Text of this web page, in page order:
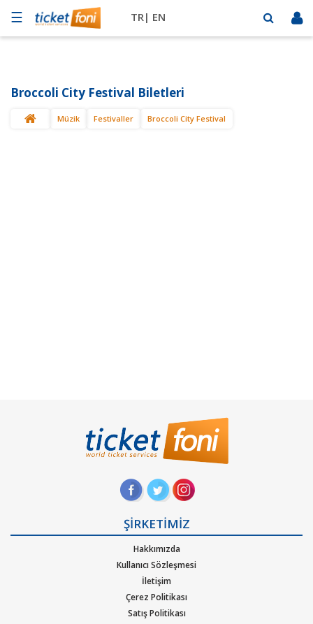
☰ TR| EN
Broccoli City Festival Biletleri
Müzik Festivaller Broccoli City Festival
ŞİRKETİMİZ
Hakkımızda
Kullanıcı Sözleşmesi
İletişim
Çerez Politikası
Satış Politikası